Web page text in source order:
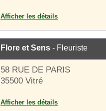
Afficher les détails
Flore et Sens - Fleuriste
58 RUE DE PARIS
35500 Vitré
Afficher les détails